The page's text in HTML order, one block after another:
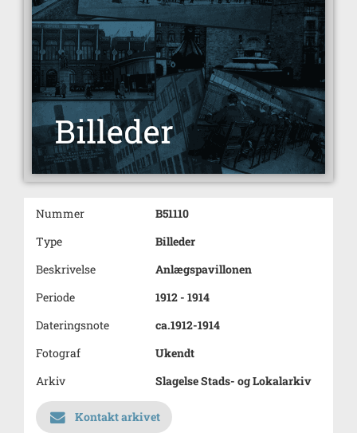
Nummer
B51110
Type
Billeder
Beskrivelse
Anlægspavillonen
Periode
1912 - 1914
Dateringsnote
ca.1912-1914
Fotograf
Ukendt
Arkiv
Slagelse Stads- og Lokalarkiv
Kontakt arkivet